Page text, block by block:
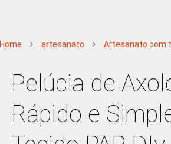
Home artesanato Artesanato com
Pelúcia de
Rápido e